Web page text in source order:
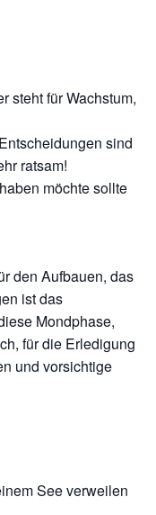
steht für Wachstum,
sind
ratsam!
möchte sollte
den Aufbauen, das
ist das
Mondphase,
für die Erledigung
und vorsichtige
See verweilen